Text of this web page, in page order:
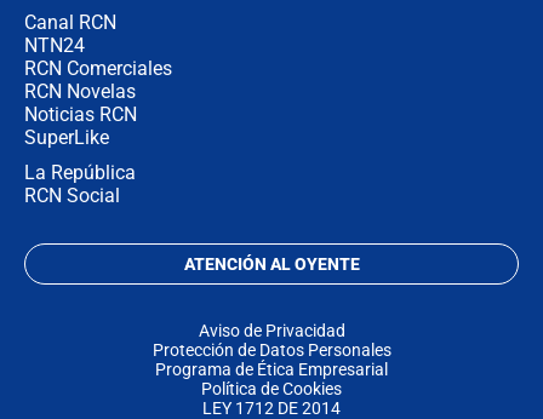
Canal RCN
NTN24
RCN Comerciales
RCN Novelas
Noticias RCN
SuperLike
La República
RCN Social
ATENCIÓN AL OYENTE
Aviso de Privacidad
Protección de Datos Personales
Programa de Ética Empresarial
Política de Cookies
LEY 1712 DE 2014